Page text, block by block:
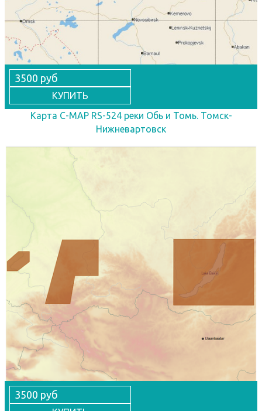
3500 руб
КУПИТЬ
Карта C-MAP RS-524 реки Обь и Томь. Томск-
Нижневартовск
3500 руб